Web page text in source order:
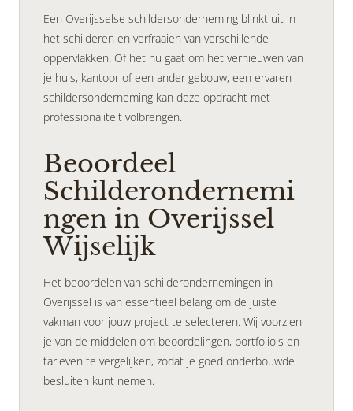
Een Overijsselse schildersonderneming blinkt uit in
het schilderen en verfraaien van verschillende
oppervlakken. Of het nu gaat om het vernieuwen van
je huis, kantoor of een ander gebouw, een ervaren
schildersonderneming kan deze opdracht met
professionaliteit volbrengen.
Beoordeel
Schilderondernemi
ngen in Overijssel
Wijselijk
Het beoordelen van schilderondernemingen in
Overijssel is van essentieel belang om de juiste
vakman voor jouw project te selecteren. Wij voorzien
je van de middelen om beoordelingen, portfolio's en
tarieven te vergelijken, zodat je goed onderbouwde
besluiten kunt nemen.